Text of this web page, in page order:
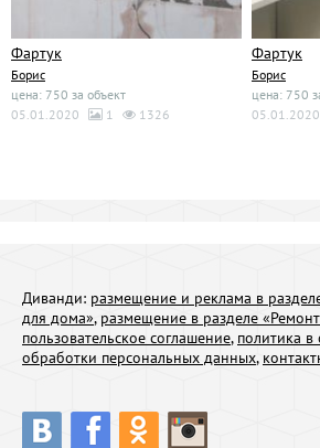
Фартук
Борис
цена: 750 за объект
05.01.2020
1 1326
Фартук
Борис
цена: 750
05.01.2020
Диванди: размещение и реклама в
для дома», размещение в разделе
пользовательское соглашение, политика
обработки персональных данных,